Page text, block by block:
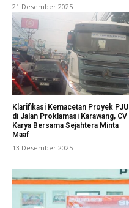
21 Desember 2025
Klarifikasi Kemacetan Proyek PJU
di Jalan Proklamasi Karawang, CV
Karya Bersama Sejahtera Minta
Maaf
13 Desember 2025